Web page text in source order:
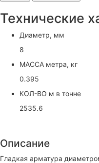
Технические
Диаметр, мм
8
МАССА метра, кг
0.395
КОЛ-ВО м в тонне
2535.6
Описание
Гладкая арматура